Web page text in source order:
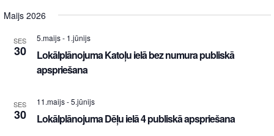
date.
Maijs 2026
SES
30
5.maijs- 1.jūnijs
Lokālplānojuma Katoļu ielā bez numura publiskā
apspriešana
SES
30
11.maijs-5.jūnijs
Lokālplānojuma Dēļu ielā 4 publiskā apspriešana